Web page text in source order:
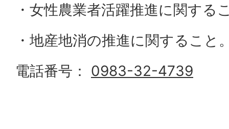
・女性農業者活躍推進に関する
・地産地消の推進に関すること
電話番号： 0983-32-4739